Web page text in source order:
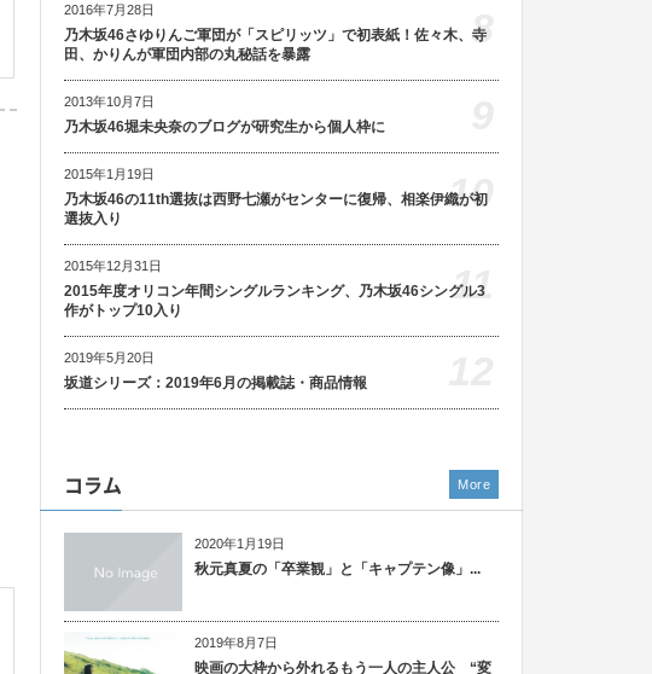
2016年7月28日
乃木坂46さゆりんご軍団が「スピリッツ」で初表紙！佐々木、寺
田、かりんが軍団内部の丸秘話を暴露
8
2013年10月7日
乃木坂46堀未央奈のブログが研究生から個人枠に
2015年1月19日
乃木坂46の11th選抜は西野七瀬がセンターに復帰、相楽伊織が初
選抜入り
10
2015年12月31日
2015年度オリコン年間シングルランキング、乃木坂46シングル3
作がトップ10入り
11
2019年5月20日
坂道シリーズ：2019年6月の掲載誌・商品情報
コラム
2020年1月19日
秋元真夏の「卒業観」と「キャプテン像」...
2019年8月7日
映画の大枠から外れるもう一人の主人公 “変
More